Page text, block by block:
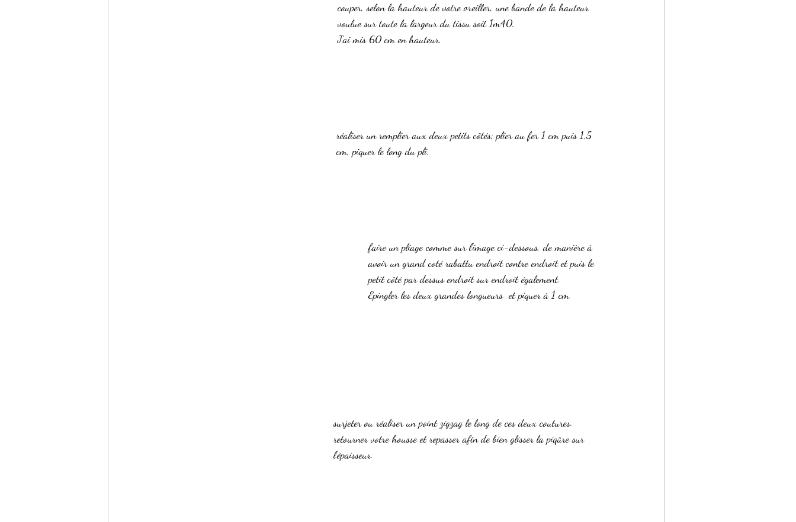
couper, selon la hauteur de votre oreiller, une bande de la hauteur
voulue sur toute la largeur du tissu soit 1m40.
J'ai mis 60 cm en hauteur.
réaliser un remplier aux deux petits côtés; plier au fer 1 cm puis 1,5
cm, piquer le long du pli.
faire un pliage comme sur l'image ci-dessous, de manière à
avoir un grand coté rabattu endroit contre endroit et puis le
petit côté par dessus endroit sur endroit également.
Epingler les deux grandes longueurs  et piquer à 1 cm.
surjeter ou réaliser un point zigzag le long de ces deux coutures.
retourner votre housse et repasser afin de bien glisser la piqûre sur
l'épaisseur.